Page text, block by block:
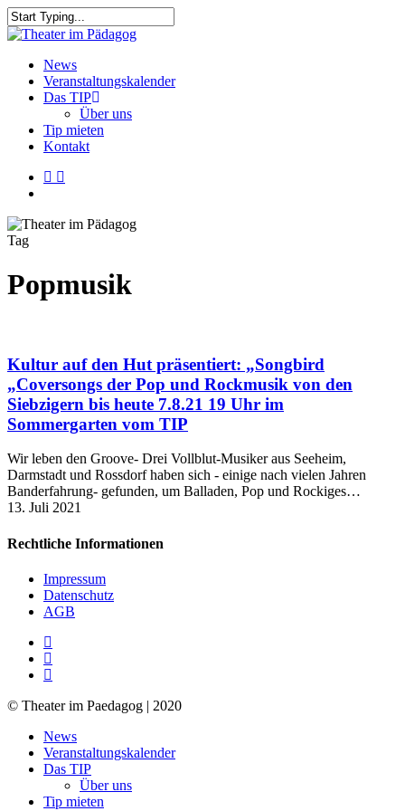
Skip
to
content
Close
search
Menu
News
Veranstaltungskalender
Das TIP
Über uns
Tip mieten
Kontakt
facebook
youtube
Tag
Popmusik
Kultur auf den Hut präsentiert: „Songbird
„Coversongs der Pop und Rockmusik von den
Siebzigern bis heute 7.8.21 19 Uhr im
Sommergarten vom TIP
Wir leben den Groove- Drei Vollblut-Musiker aus Seeheim,
Darmstadt und Rossdorf haben sich - einige nach vielen Jahren
Banderfahrung- gefunden, um Balladen, Pop und Rockiges…
13. Juli 2021
Rechtliche Informationen
Impressum
Datenschutz
AGB
facebook
youtube
RSS
© Theater im Paedagog | 2020
Close
Menu
News
Veranstaltungskalender
Das TIP
Über uns
Tip mieten